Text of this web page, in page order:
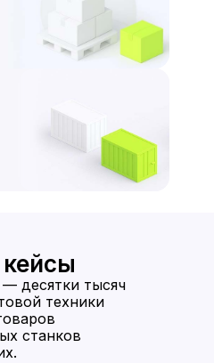
десятки тысяч
техники
станков